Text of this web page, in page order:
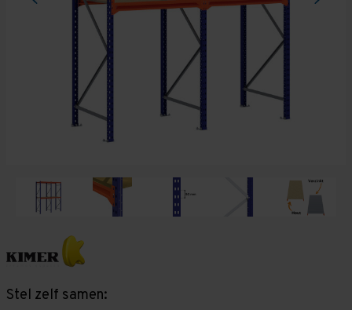
Stel zelf samen: